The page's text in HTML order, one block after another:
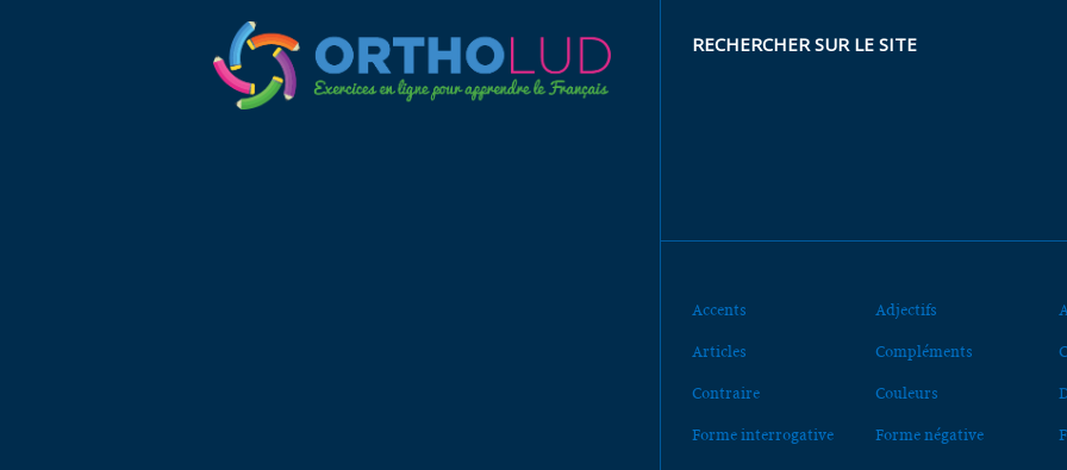
RECHERCHER SUR LE SITE
Accents Adjectifs
Articles Compléments
Contraire Couleurs
Forme interrogative Forme négative